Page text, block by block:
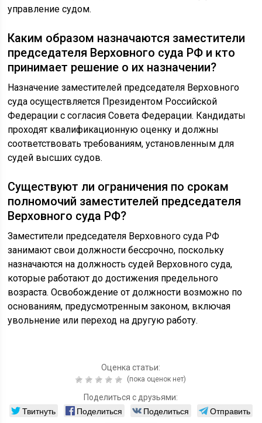
управление судом.
Каким образом назначаются заместители
председателя Верховного суда РФ и кто
принимает решение о их назначении?
Назначение заместителей председателя Верховного
суда осуществляется Президентом Российской
Федерации с согласия Совета Федерации. Кандидаты
проходят квалификационную оценку и должны
соответствовать требованиям, установленным для
судей высших судов.
Существуют ли ограничения по срокам
полномочий заместителей председателя
Верховного суда РФ?
Заместители председателя Верховного суда РФ
занимают свои должности бессрочно, поскольку
назначаются на должность судей Верховного суда,
которые работают до достижения предельного
возраста. Освобождение от должности возможно по
основаниям, предусмотренным законом, включая
увольнение или переход на другую работу.
Оценка статьи:
(пока оценок нет)
Поделиться с друзьями:
Твитнуть Поделиться Поделиться
Отправить